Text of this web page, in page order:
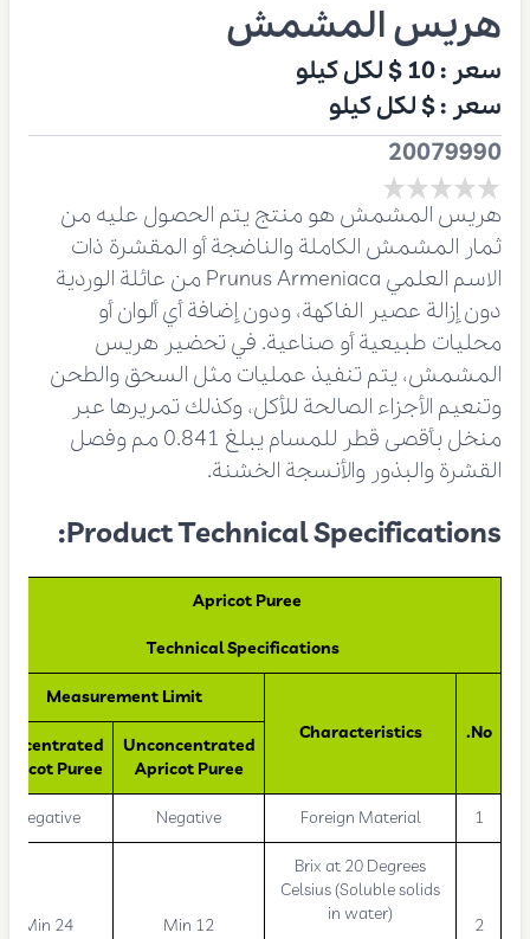
هريس المشمش
سعر :
لكل كيلو
سعر :$لكل كيلو
20079990
هريس المشمش هو منتج يتم الحصول عليه من
ثمار المشمش الكاملة والناضجة أو المقشرة ذات
الاسم العلمي Prunus Armeniaca من عائلة الوردية
دون إزالة عصير الفاكهة، ودون إضافة أي ألوان أو
محليات طبيعية أو صناعية. في تحضير هريس
المشمش، يتم تنفيذ عمليات مثل السحق والطحن
وتنعيم الأجزاء الصالحة للأكل، وكذلك تمريرها عبر
منخل بأقصى قطر للمسام يبلغ 0.841 مم وفصل
القشرة والبذور والأنسجة الخشنة.
Product Technical Specifications:
Apricot Puree
Technical Specifications
No.
Characteristics
Measurement Limit
Unconcentrated
Apricot Puree
Puree
1
Foreign Material
Negative
Negative
2
Brix at 20 Degrees
Celsius (Soluble solids
in water)
Min 12
Min 24